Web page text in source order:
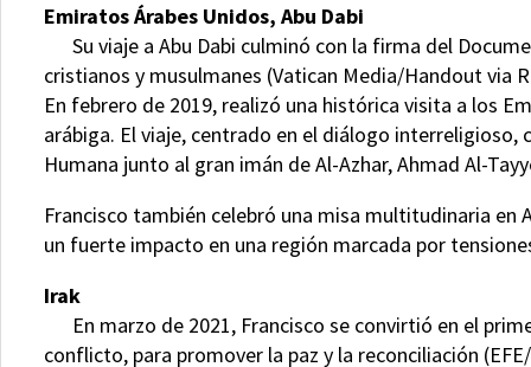
Emiratos Árabes Unidos, Abu Dabi
Su viaje a Abu Dabi culminó con la firma del
cristianos y musulmanes (Vatican Media/­Handout via
En febrero de 2019, realizó una histórica visita a los
arábiga. El viaje, centrado en el diálogo
Humana junto al gran imán de Al-Azhar, Ahmad Al-
Francisco también celebró una misa multitudinaria en
un fuerte impacto en una región marcada por
Irak
En marzo de 2021, Francisco se convirtió en el
conflicto, para promover la paz y la reconciliación (EFE/